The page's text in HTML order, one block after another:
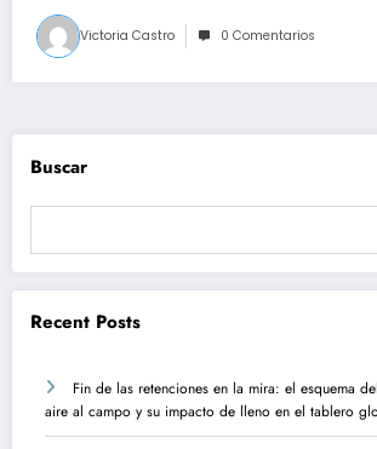
Victoria Castro 0 Comentarios
Buscar
Recent Posts
Fin de las retenciones en la mira: el esquema
aire al campo y su impacto de lleno en el tablero